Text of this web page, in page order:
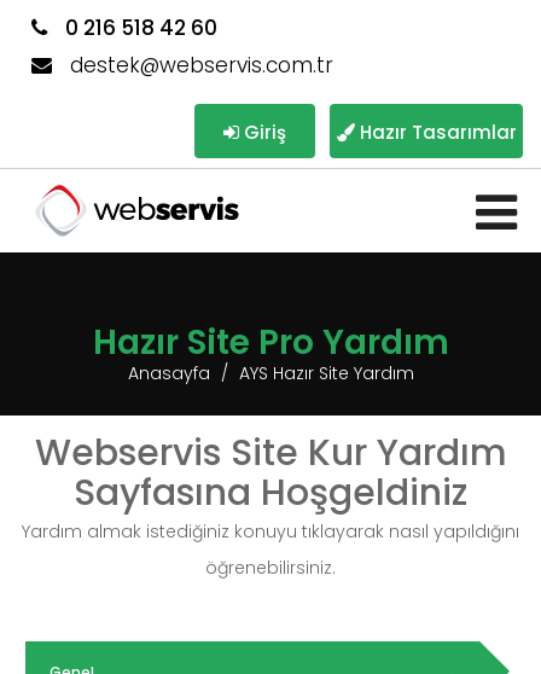
0 216 518 42 60
destek@webservis.com.tr
Hazır Tasarımlar
Giriş
Hazır Site Pro Yardım
Anasayfa AYS Hazır Site Yardım
Webservis Site Kur Yardım
Sayfasına Hoşgeldiniz
Yardım almak istediğiniz konuyu tıklayarak nasıl yapıldığını
öğrenebilirsiniz.